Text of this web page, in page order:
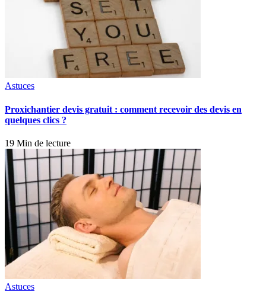
Astuces
Proxichantier devis gratuit : comment recevoir des devis en
quelques clics ?
19 Min de lecture
Astuces